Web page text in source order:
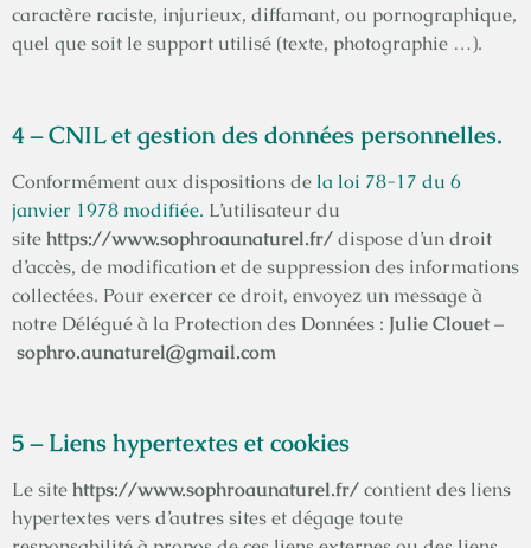
caractère raciste, injurieux, diffamant, ou pornographique,
quel que soit le support utilisé (texte, photographie …).
4 – CNIL et gestion des données personnelles.
Conformément aux dispositions de la loi 78-17 du 6
janvier 1978 modifiée. L’utilisateur du
sitehttps://www.sophroaunaturel.fr/dispose d’un droit
d’accès, de modification et de suppression des informations
collectées. Pour exercer ce droit, envoyez un message à
notre Délégué à la Protection des Données : Julie Clouet–
sophro.aunaturel@gmail.com
5 – Liens hypertextes et cookies
Le sitehttps://www.sophroaunaturel.fr/contient des liens
hypertextes vers d’autres sites et dégage toute